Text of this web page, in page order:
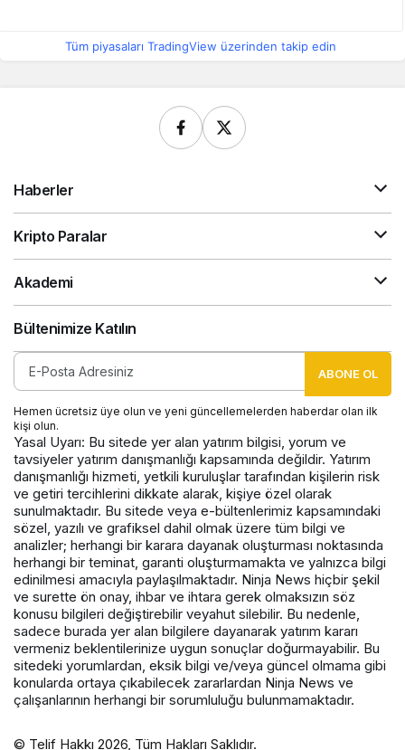
Tüm piyasaları TradingView üzerinden takip edin
Haberler
Kripto Paralar
Akademi
Bültenimize Katılın
ABONE OL
Hemen ücretsiz üye olun ve yeni güncellemelerden haberdar olan ilk
kişi olun.
Yasal Uyarı: Bu sitede yer alan yatırım bilgisi, yorum ve
tavsiyeler yatırım danışmanlığı kapsamında değildir. Yatırım
danışmanlığı hizmeti, yetkili kuruluşlar tarafından kişilerin risk
ve getiri tercihlerini dikkate alarak, kişiye özel olarak
sunulmaktadır. Bu sitede veya e-bültenlerimiz kapsamındaki
sözel, yazılı ve grafiksel dahil olmak üzere tüm bilgi ve
analizler; herhangi bir karara dayanak oluşturması noktasında
herhangi bir teminat, garanti oluşturmamakta ve yalnızca bilgi
edinilmesi amacıyla paylaşılmaktadır. Ninja News hiçbir şekil
ve surette ön onay, ihbar ve ihtara gerek olmaksızın söz
konusu bilgileri değiştirebilir veyahut silebilir. Bu nedenle,
sadece burada yer alan bilgilere dayanarak yatırım kararı
vermeniz beklentilerinize uygun sonuçlar doğurmayabilir. Bu
sitedeki yorumlardan, eksik bilgi ve/veya güncel olmama gibi
konularda ortaya çıkabilecek zararlardan Ninja News ve
çalışanlarının herhangi bir sorumluluğu bulunmamaktadır.
© Telif Hakkı 2026, Tüm Hakları Saklıdır.